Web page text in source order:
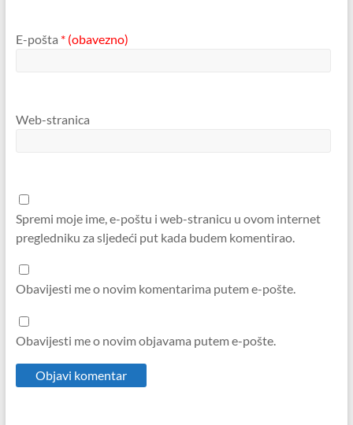
E-pošta * (obavezno)
Web-stranica
Spremi moje ime, e-poštu i web-stranicu u ovom internet
pregledniku za sljedeći put kada budem komentirao.
Obavijesti me o novim komentarima putem e-pošte.
Obavijesti me o novim objavama putem e-pošte.